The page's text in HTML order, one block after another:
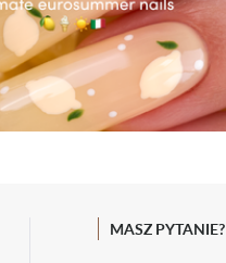
MASZ PYTANIE?